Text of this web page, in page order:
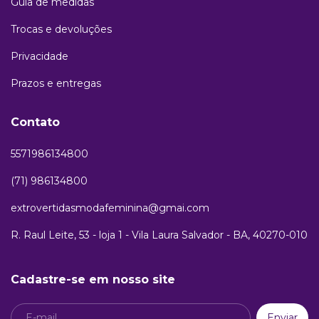
Trocas e devoluções
Privacidade
Prazos e entregas
Contato
5571986134800
(71) 986134800
extrovertidasmodafeminina@gmai.com
R. Raul Leite, 53 - loja 1 - Vila Laura Salvador - BA, 40270-010
Cadastre-se em nosso site